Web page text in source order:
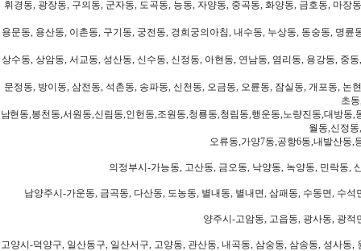
휘경동, 광장동, 구의동, 군자동, 도곡동, 능동, 자양동, 중곡동, 화양동, 금호동, 마
용문동, 용산동, 이촌동, 구기동, 궁전동, 경희궁의아침, 내수동, 누상동, 동숭동, 명
상수동, 상암동, 서교동, 성산동, 신수동, 신정동, 아현동, 연남동, 염리동, 용강동, 중
문정동, 방이동, 삼전동, 석촌동, 송파동, 신천동, 오금동, 오륜동, 잠실동, 개포동,
초
남현동,봉천동,서원동,신림동,인헌동,조원동,청룡동,청림동,행운동,노량진동,대방
월동,신정
오류동,가양7동,공항6동,내발산동,
의정부시-가능동, 고산동, 금오동, 낙양동, 녹양동, 민락동,
남양주시-가운동, 금곡동, 다산동, 도농동, 별내동, 별내면, 삼패동, 수동면, 수
양주시-고암동, 고읍동, 광사동, 광
고양시-덕양구, 일산동구, 일산서구, 고양동, 관산동, 내곡동, 삼숭동, 삼송동, 성사